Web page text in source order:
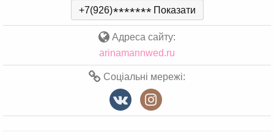
+7(926)******* Показати
Адреса сайту:
arinamannwed.ru
Соціальні мережі: